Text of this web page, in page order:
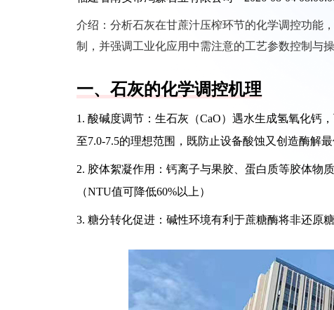
介绍： 分析石灰在甘蔗汁压榨环节的化学调控功能
制，并强调工业化应用中需注意的工艺参数控制与操
一、石灰的化学调控机理
1. 酸碱度调节：生石灰（CaO）遇水生成氢氧化钙
至7.0-7.5的理想范围，既防止设备酸蚀又创造酶解
2. 胶体絮凝作用：钙离子与果胶、蛋白质等胶体物
（NTU值可降低60%以上）
3. 糖分转化促进：碱性环境有利于蔗糖酶将非还原